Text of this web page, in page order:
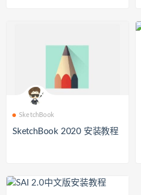
SketchBook
SketchBook 2020 安装教程